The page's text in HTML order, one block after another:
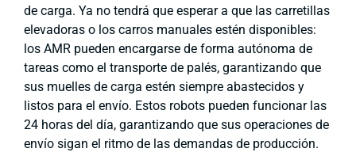
de carga. Ya no tendrá que esperar a que las carretillas
elevadoras o los carros manuales estén disponibles:
los AMR pueden encargarse de forma autónoma de
tareas como el transporte de palés, garantizando que
sus muelles de carga estén siempre abastecidos y
listos para el envío. Estos robots pueden funcionar las
24 horas del día, garantizando que sus operaciones de
envío sigan el ritmo de las demandas de producción.